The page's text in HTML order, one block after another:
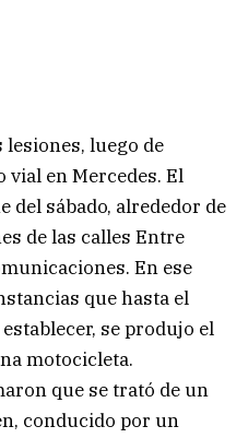
luego de
en Mercedes. El
del sábado, alrededor de
de las calles Entre
En ese
que hasta el
se produjo el
motocicleta.
que se trató de un
conducido por un